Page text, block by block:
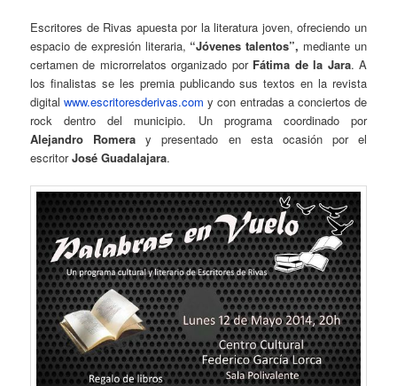
Escritores de Rivas apuesta por la literatura joven, ofreciendo un
espacio de expresión literaria, “Jóvenes talentos”, mediante un
certamen de microrrelatos organizado por Fátima de la Jara. A
los finalistas se les premia publicando sus textos en la revista
digitalwww.escritoresderivas.com y con entradas a conciertos de
rock dentro del municipio. Un programa coordinado por
Alejandro Romeray presentado en esta ocasión por el
escritorJosé Guadalajara.